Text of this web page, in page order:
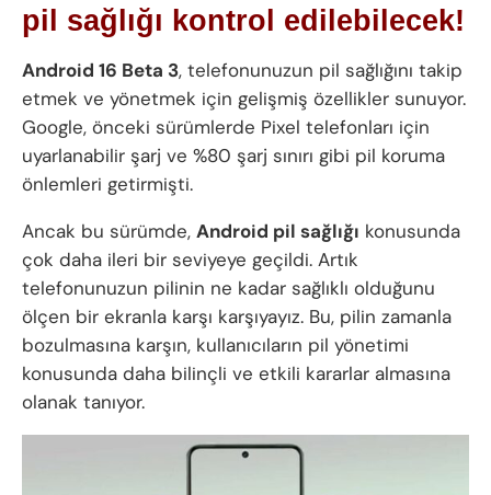
pil sağlığı kontrol edilebilecek!
Android 16 Beta 3, telefonunuzun pil sağlığını takip
etmek ve yönetmek için gelişmiş özellikler sunuyor.
Google, önceki sürümlerde Pixel telefonları için
uyarlanabilir şarj ve %80 şarj sınırı gibi pil koruma
önlemleri getirmişti.
Ancak bu sürümde, Android pil sağlığı konusunda
çok daha ileri bir seviyeye geçildi. Artık
telefonunuzun pilinin ne kadar sağlıklı olduğunu
ölçen bir ekranla karşı karşıyayız. Bu, pilin zamanla
bozulmasına karşın, kullanıcıların pil yönetimi
konusunda daha bilinçli ve etkili kararlar almasına
olanak tanıyor.